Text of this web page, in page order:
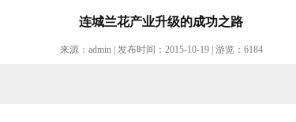
连城兰花产业升级的成功之路
来源：admin | 发布时间：2015-10-19 | 游览：6184